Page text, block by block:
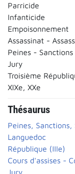
Parricide
Infanticide
Empoisonnement
Assassinat -
Peines -
Jury
Troisième
XIXe, XXe
Thésaurus
Peines,
Languedoc
République (IIIe)
Cours d'assises -
Jury